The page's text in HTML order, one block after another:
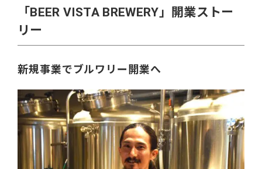
「BEER VISTA BREWERY」開業ストー
リー
新規事業でブルワリー開業へ